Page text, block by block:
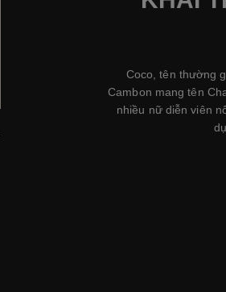
Coco, tên thường
Cambon mang tên
nhiều nữ diễn viên